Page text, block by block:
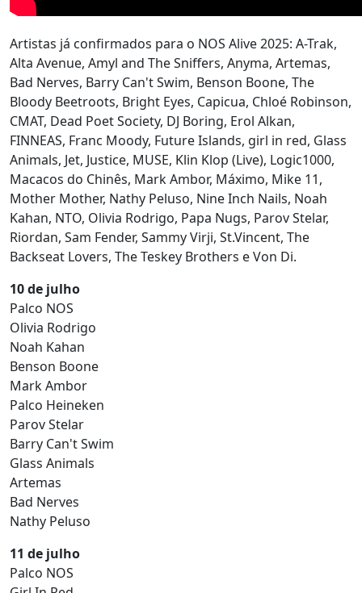
Artistas já confirmados para o NOS Alive 2025: A-Trak,
Alta Avenue, Amyl and The Sniffers, Anyma, Artemas,
Bad Nerves, Barry Can't Swim, Benson Boone, The
Bloody Beetroots, Bright Eyes, Capicua, Chloé Robinson,
CMAT, Dead Poet Society, DJ Boring, Erol Alkan,
FINNEAS, Franc Moody, Future Islands, girl in red, Glass
Animals, Jet, Justice, MUSE, Klin Klop (Live), Logic1000,
Macacos do Chinês, Mark Ambor, Máximo, Mike 11,
Mother Mother, Nathy Peluso, Nine Inch Nails, Noah
Kahan, NTO, Olivia Rodrigo, Papa Nugs, Parov Stelar,
Riordan, Sam Fender, Sammy Virji, St.Vincent, The
Backseat Lovers, The Teskey Brothers e Von Di.
10 de julho
Palco NOS
Olivia Rodrigo
Noah Kahan
Benson Boone
Mark Ambor
Palco Heineken
Parov Stelar
Barry Can't Swim
Glass Animals
Artemas
Bad Nerves
Nathy Peluso
11 de julho
Palco NOS